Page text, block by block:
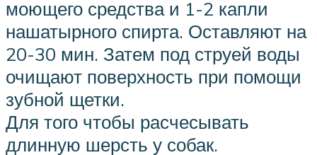
моющего средства и 1-2 капли
нашатырного спирта. Оставляют на
20-30 мин. Затем под струей воды
очищают поверхность при помощи
зубной щетки.
Для того чтобы расчесывать
длинную шерсть у собак.